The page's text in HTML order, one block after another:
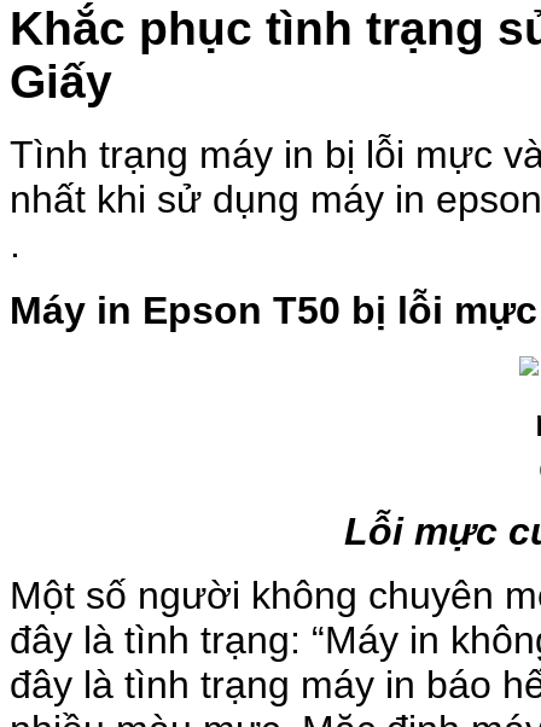
Khắc phục tình trạng
Giấy
Tình trạng máy in bị lỗi mực
nhất khi sử dụng máy in
.
Máy in Epson T50 bị lỗi mực
Lỗi mực
Một số người không chuyên
đây là tình trạng: “Máy in
đây là tình trạng máy in báo